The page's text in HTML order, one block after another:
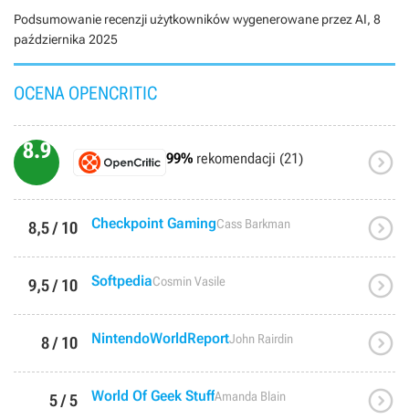
Podsumowanie recenzji użytkowników wygenerowane przez AI, 8
października 2025
OCENA OPENCRITIC
8.9 99% rekomendacji (21) 
8,5 / 10 Checkpoint GamingCass Barkman 
9,5 / 10 SoftpediaCosmin Vasile 
8 / 10 NintendoWorldReportJohn Rairdin 
5 / 5 World Of Geek StuffAmanda Blain 